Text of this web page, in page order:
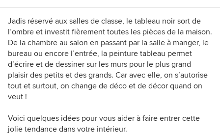
d’intérieur prodigués à mes clients , j’aime
partager mes découvertes et mes coups de
cœur sur mon blog
www.blogdeco.ch
Jadis réservé aux salles de classe, le tableau noir sort de
l’ombre et investit fièrement toutes les pièces de la maison.
De la chambre au salon en passant par la salle à manger, le
bureau ou encore l’entrée, la peinture tableau permet
d’écrire et de dessiner sur les murs pour le plus grand
plaisir des petits et des grands. Car avec elle, on s’autorise
tout et surtout, on change de déco et de décor quand on
veut !
Voici quelques idées pour vous aider à faire entrer cette
jolie tendance dans votre intérieur.